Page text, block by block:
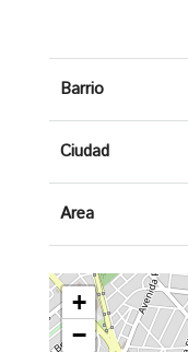
Barrio
Ciudad
Area
+
−